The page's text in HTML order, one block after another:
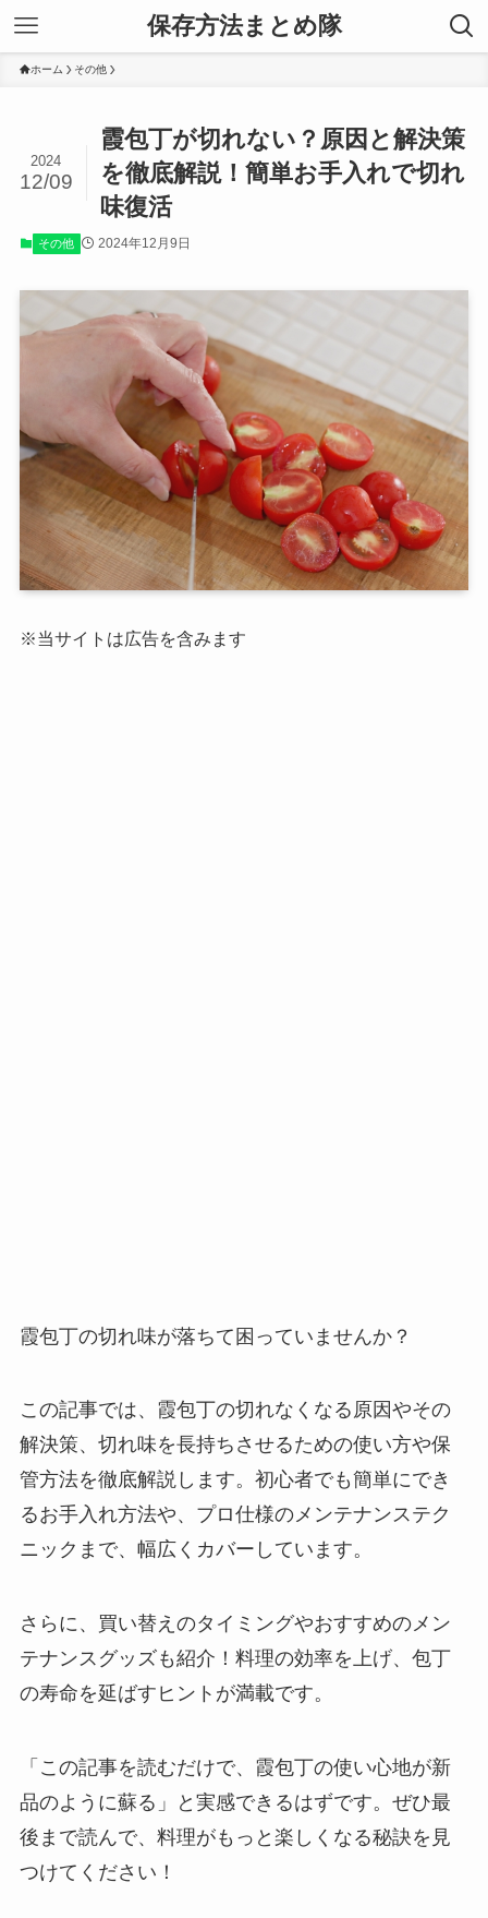
保存方法まとめ隊
ホーム その他
霞包丁が切れない？原因と解決策
を徹底解説！簡単お手入れで切れ
味復活
2024
12/09
その他 2024年12月9日
※当サイトは広告を含みます
霞包丁の切れ味が落ちて困っていませんか？
この記事では、霞包丁の切れなくなる原因やその
解決策、切れ味を長持ちさせるための使い方や保
管方法を徹底解説します。初心者でも簡単にでき
るお手入れ方法や、プロ仕様のメンテナンステク
ニックまで、幅広くカバーしています。
さらに、買い替えのタイミングやおすすめのメン
テナンスグッズも紹介！料理の効率を上げ、包丁
の寿命を延ばすヒントが満載です。
「この記事を読むだけで、霞包丁の使い心地が新
品のように蘇る」と実感できるはずです。ぜひ最
後まで読んで、料理がもっと楽しくなる秘訣を見
つけてください！